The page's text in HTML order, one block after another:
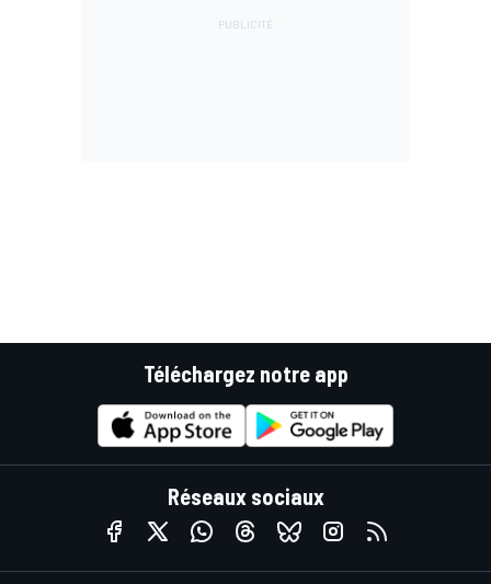
Téléchargez notre app
Réseaux sociaux